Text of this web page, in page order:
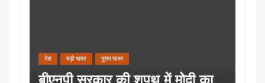
देश बड़ी खबर मुख्य खबर